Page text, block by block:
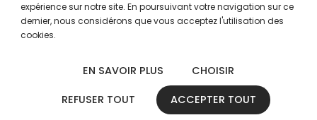
expérience sur notre site. En poursuivant votre navigation sur ce
dernier, nous considérons que vous acceptez l'utilisation des
cookies.
EN SAVOIR PLUS CHOISIR
REFUSER TOUT ACCEPTER TOUT